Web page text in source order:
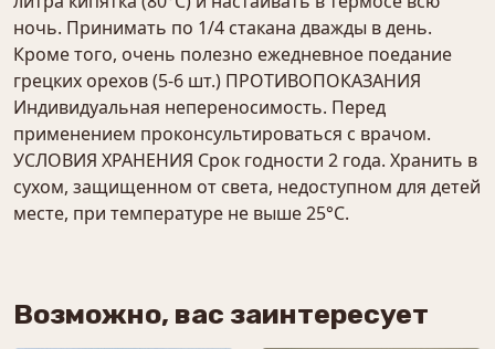
ночь. Принимать по 1/4 стакана дважды в день.
Кроме того, очень полезно ежедневное поедание
грецких орехов (5-6 шт.) ПРОТИВОПОКАЗАНИЯ
Индивидуальная непереносимость. Перед
применением проконсультироваться с врачом.
УСЛОВИЯ ХРАНЕНИЯ Срок годности 2 года. Хранить в
сухом, защищенном от света, недоступном для детей
месте, при температуре не выше 25°С.
Возможно, вас заинтересует